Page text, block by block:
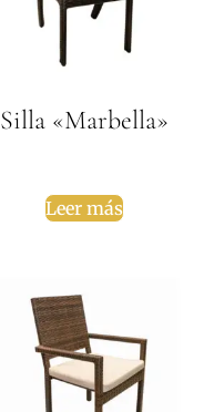
Silla «Marbella»
Leer más